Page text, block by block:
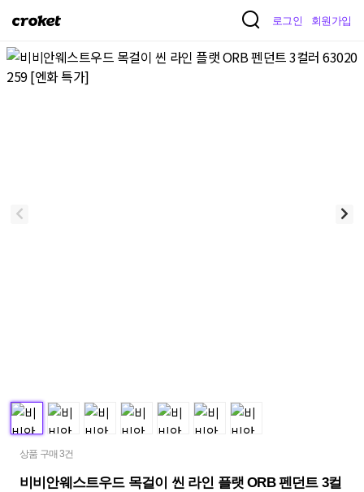
크
켓
로그인 회원가입
상품 구매 3건
비비안웨스트우드 목걸이 씬 라인 플랫 ORB 펜던트 3컬